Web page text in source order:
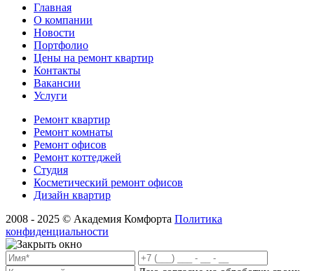
Главная
О компании
Новости
Портфолио
Цены на ремонт квартир
Контакты
Вакансии
Услуги
Ремонт квартир
Ремонт комнаты
Ремонт офисов
Ремонт коттеджей
Студия
Косметический ремонт офисов
Дизайн квартир
2008 - 2025 © Академия Комфорта Политика
конфиденциальности